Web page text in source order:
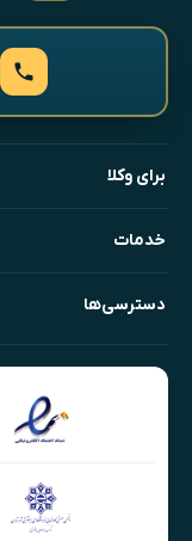
برای وکلا
خدمات
دسترسی‌ها